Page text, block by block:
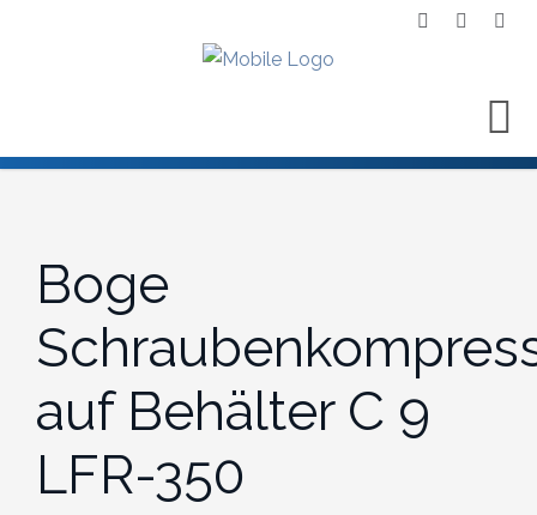
Boge
auf Behälter C 9
LFR-350